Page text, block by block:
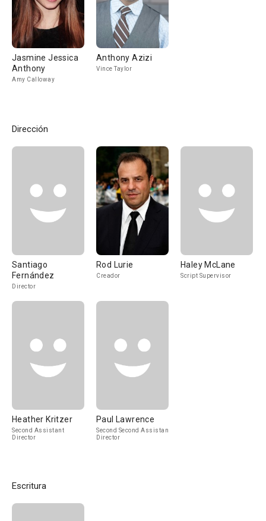
Jasmine Jessica
Anthony
Amy Calloway
Anthony Azizi
Vince Taylor
Dirección
Santiago
Fernández
Director
Rod Lurie
Creador
Haley McLane
Script Supervisor
Heather Kritzer
Second Assistant
Director
Paul Lawrence
Second Second Assistant
Director
Escritura